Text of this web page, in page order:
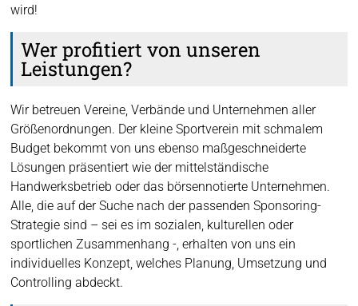
wird!
Wer profitiert von unseren
Leistungen?
Wir betreuen Vereine, Verbände und Unternehmen aller
Größenordnungen. Der kleine Sportverein mit schmalem
Budget bekommt von uns ebenso maßgeschneiderte
Lösungen präsentiert wie der mittelständische
Handwerksbetrieb oder das börsennotierte Unternehmen.
Alle, die auf der Suche nach der passenden Sponsoring-
Strategie sind – sei es im sozialen, kulturellen oder
sportlichen Zusammenhang -, erhalten von uns ein
individuelles Konzept, welches Planung, Umsetzung und
Controlling abdeckt.